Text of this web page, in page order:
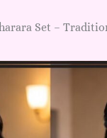
Set –